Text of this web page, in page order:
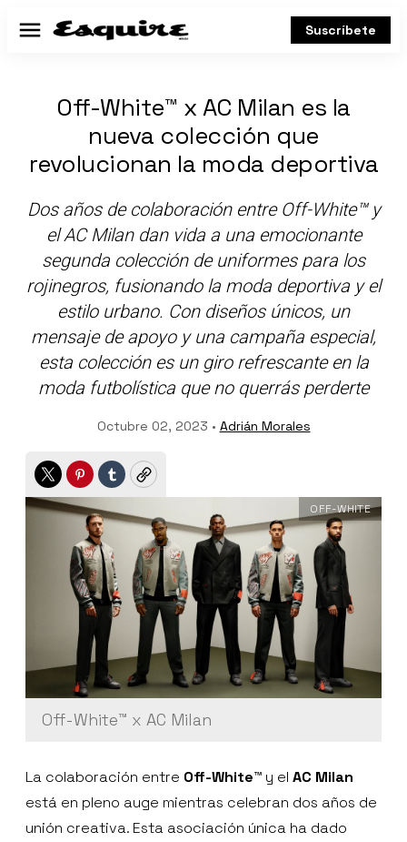
Menú Suscríbete
Off-White™ x AC Milan es la
nueva colección que
revolucionan la moda deportiva
Dos años de colaboración entre Off-White™ y
el AC Milan dan vida a una emocionante
segunda colección de uniformes para los
rojinegros, fusionando la moda deportiva y el
estilo urbano. Con diseños únicos, un
mensaje de apoyo y una campaña especial,
esta colección es un giro refrescante en la
moda futbolística que no querrás perderte
Octubre 02, 2023 • Adrián Morales
TwitterPinterest
TumblrCopy
Off-White™ x AC Milan
OFF-WHITE
La colaboración entre Off-White™ y el AC Milan
está en pleno auge mientras celebran dos años de
unión creativa. Esta asociación única ha dado